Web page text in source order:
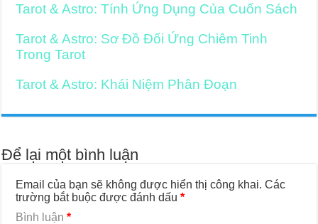
Tarot & Astro: Tính Ứng Dụng Của Cuốn Sách
Tarot & Astro: Sơ Đồ Đối Ứng Chiêm Tinh
Trong Tarot
Tarot & Astro: Khái Niệm Phân Đoạn
Để lại một bình luận
Email của bạn sẽ không được hiển thị công khai. Các
trường bắt buộc được đánh dấu*
Bình luận*